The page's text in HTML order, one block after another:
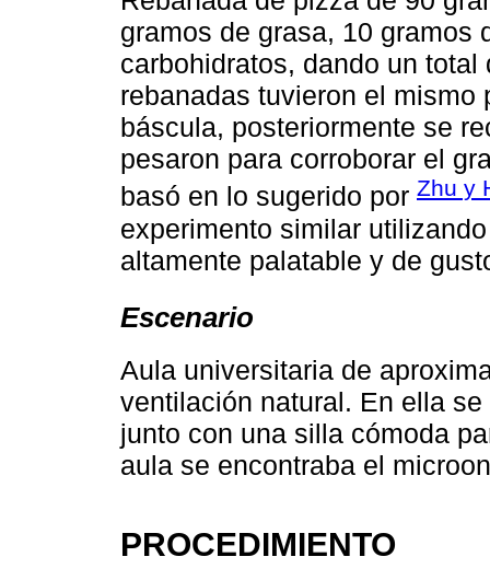
gramos de grasa, 10 gramos
carbohidratos, dando un
rebanadas tuvieron el mismo
báscula, posteriormente se
pesaron para corroborar el
basó en lo sugerido por Zhu y
experimento similar
altamente palatable y de
Escenario
Aula universitaria de
ventilación natural. En ella
junto con una silla cómoda
aula se encontraba el
PROCEDIMIENTO